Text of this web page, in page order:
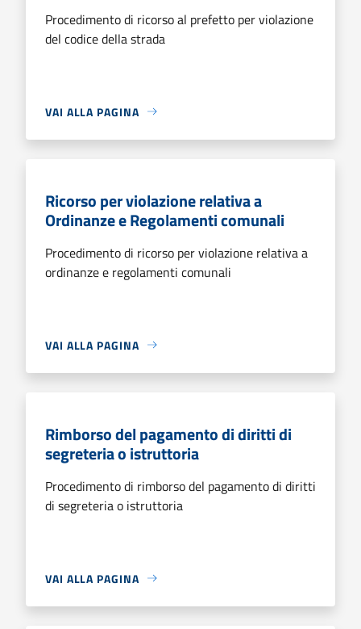
Procedimento di ricorso al prefetto per violazione
del codice della strada
VAI ALLA PAGINA
Ricorso per violazione relativa a
Ordinanze e Regolamenti comunali
Procedimento di ricorso per violazione relativa a
ordinanze e regolamenti comunali
VAI ALLA PAGINA
Rimborso del pagamento di diritti di
segreteria o istruttoria
Procedimento di rimborso del pagamento di diritti
di segreteria o istruttoria
VAI ALLA PAGINA